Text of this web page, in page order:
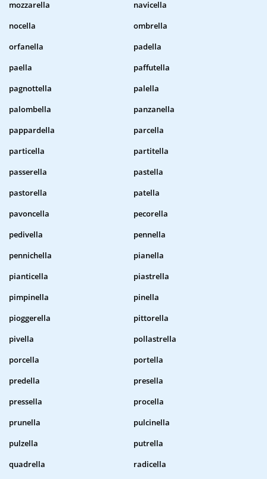
mozzarella
navicella
nocella
ombrella
orfanella
padella
paella
paffutella
pagnottella
palella
palombella
panzanella
pappardella
parcella
particella
partitella
passerella
pastella
pastorella
patella
pavoncella
pecorella
pedivella
pennella
pennichella
pianella
pianticella
piastrella
pimpinella
pinella
pioggerella
pittorella
pivella
pollastrella
porcella
portella
predella
presella
pressella
procella
prunella
pulcinella
pulzella
putrella
quadrella
radicella